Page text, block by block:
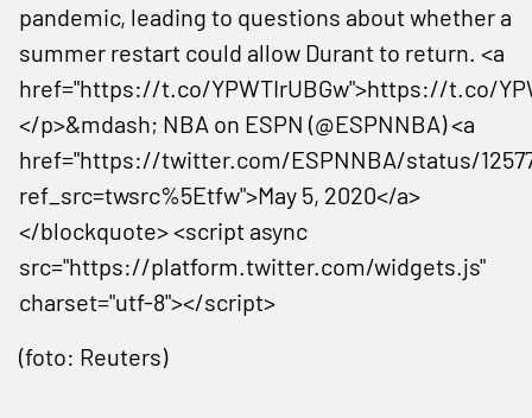
pandemic, leading to questions about whether a
summer restart could allow Durant to return. <a
href="https://t.co/YPWTIrUBGw">https://t.co/
</p>&mdash; NBA on ESPN (@ESPNNBA) <a
href="https://twitter.com/ESPNNBA/status/
ref_src=twsrc%5Etfw">May 5, 2020</a>
</blockquote> <script async
src="https://platform.twitter.com/widgets.js"
charset="utf-8"></script>
(foto: Reuters)